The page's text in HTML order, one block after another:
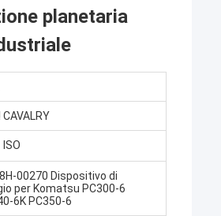
planetaria
CAVALRY
ISO
00270 Dispositivo di
per Komatsu PC300-6
6K PC350-6